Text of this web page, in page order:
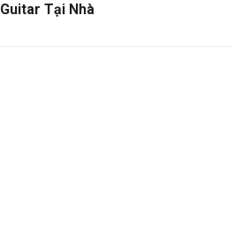
Guitar Tại Nhà